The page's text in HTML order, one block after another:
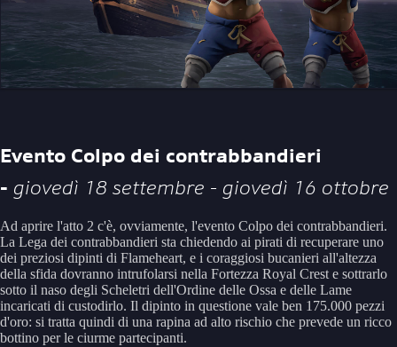
Evento Colpo dei contrabbandieri
- giovedì 18 settembre - giovedì 16 ottobre
Ad aprire l'atto 2 c'è, ovviamente, l'evento Colpo dei contrabbandieri.
La Lega dei contrabbandieri sta chiedendo ai pirati di recuperare uno
dei preziosi dipinti di Flameheart, e i coraggiosi bucanieri all'altezza
della sfida dovranno intrufolarsi nella Fortezza Royal Crest e sottrarlo
sotto il naso degli Scheletri dell'Ordine delle Ossa e delle Lame
incaricati di custodirlo. Il dipinto in questione vale ben 175.000 pezzi
d'oro: si tratta quindi di una rapina ad alto rischio che prevede un ricco
bottino per le ciurme partecipanti.